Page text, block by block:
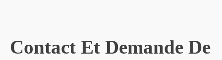
Contact Et Demande De